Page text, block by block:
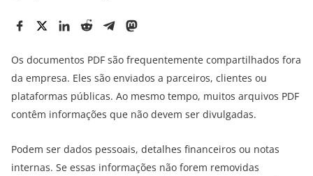
Os documentos PDF são frequentemente compartilhados fora
da empresa. Eles são enviados a parceiros, clientes ou
plataformas públicas. Ao mesmo tempo, muitos arquivos PDF
contêm informações que não devem ser divulgadas.
Podem ser dados pessoais, detalhes financeiros ou notas
internas. Se essas informações não forem removidas